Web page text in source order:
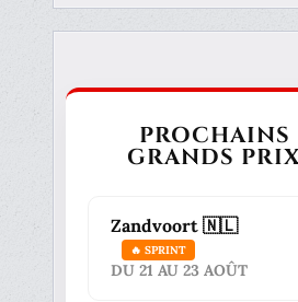
PROCHAINS
GRANDS
Zandvoort 🇳🇱
🔥 SPRINT
DU 21 AU 23 AOÛT